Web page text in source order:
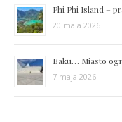
Phi Phi Island –
20 maja 2026
Baku… Miasto
7 maja 2026